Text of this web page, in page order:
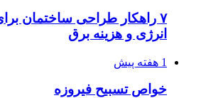
۷ راهکار طراحی ساختمان
انرژی و هزینه برق
1 هفته پیش
خواص تسبیح فیروزه